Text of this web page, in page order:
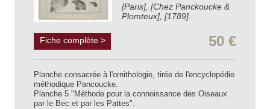
[Paris], [Chez Panckoucke &
Plomteux], [1789].
Fiche complète > 50 €
Planche consacrée à l'ornithologie, tirée de l'encyclopédie
méthodique Pancoucke.
Planche 5 "Méthode pour la connoissance des Oiseaux
par le Bec et par les Pattes".